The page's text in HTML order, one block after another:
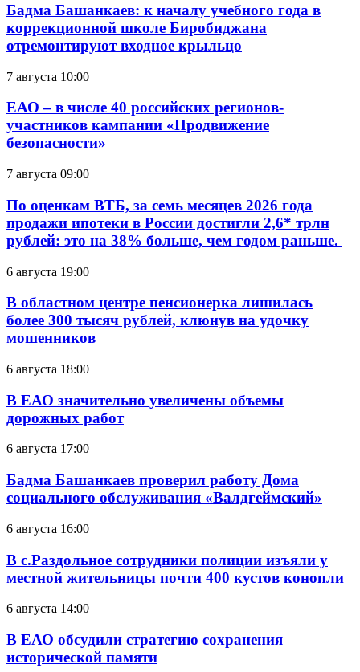
Бадма Башанкаев: к началу учебного года в
коррекционной школе Биробиджана
отремонтируют входное крыльцо
7 августа 10:00
ЕАО – в числе 40 российских регионов-
участников кампании «Продвижение
безопасности»
7 августа 09:00
По оценкам ВТБ, за семь месяцев 2026 года
продажи ипотеки в России достигли 2,6* трлн
рублей: это на 38% больше, чем годом раньше.
6 августа 19:00
В областном центре пенсионерка лишилась
более 300 тысяч рублей, клюнув на удочку
мошенников
6 августа 18:00
В ЕАО значительно увеличены объемы
дорожных работ
6 августа 17:00
Бадма Башанкаев проверил работу Дома
социального обслуживания «Валдгеймский»
6 августа 16:00
В с.Раздольное сотрудники полиции изъяли у
местной жительницы почти 400 кустов конопли
6 августа 14:00
В ЕАО обсудили стратегию сохранения
исторической памяти